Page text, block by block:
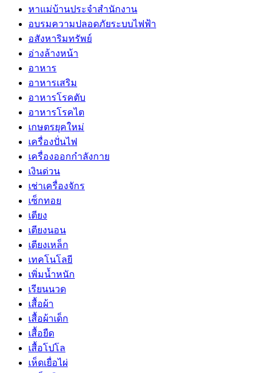
หาแม่บ้านประจำสำนักงาน
อบรมความปลอดภัยระบบไฟฟ้า
อสังหาริมทรัพย์
อ่างล้างหน้า
อาหาร
อาหารเสริม
อาหารโรคตับ
อาหารโรคไต
เกษตรยุคใหม่
เครื่องปั่นไฟ
เครื่องออกกำลังกาย
เงินด่วน
เช่าเครื่องจักร
เซ็กทอย
เตียง
เตียงนอน
เตียงเหล็ก
เทคโนโลยี
เพิ่มน้ำหนัก
เรียนนวด
เสื้อผ้า
เสื้อผ้าเด็ก
เสื้อยืด
เสื้อโปโล
เห็ดเยื่อไผ่